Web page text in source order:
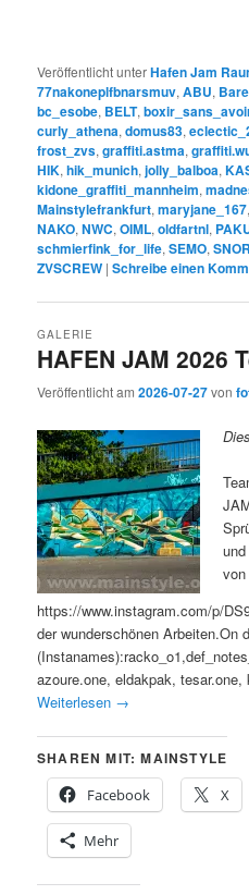
Veröffentlicht unterHafen Jam
77nakoneplfbnarsmuv,ABU,
bc_esobe, BELT,
curly_athena,domus83,
frost_zvs,graffiti.astma,
HIK,hik_munich,jolly_balboa,
kidone_graffiti_mannheim,
Mainstylefrankfurt,maryjane_167
NAKO,NWC,OIML,oldfartnl,
schmierfink_for_life,SEMO,
ZVSCREW |Schreibe einen
HAFEN JAM 2026
GALERIE
Veröffentlicht am2026-07-27von
https://www.instagram.com/p/
der wunderschönen Arbeiten.On
azoure.one, eldakpak,
Weiterlesen →
SHAREN MIT: MAINSTYLE
Facebook
X
Mehr